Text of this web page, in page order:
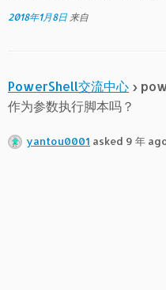
2018年1月8日 来自
PowerShell交流中心 ›
作为参数执行脚本吗？
yantou0001 asked 9 年